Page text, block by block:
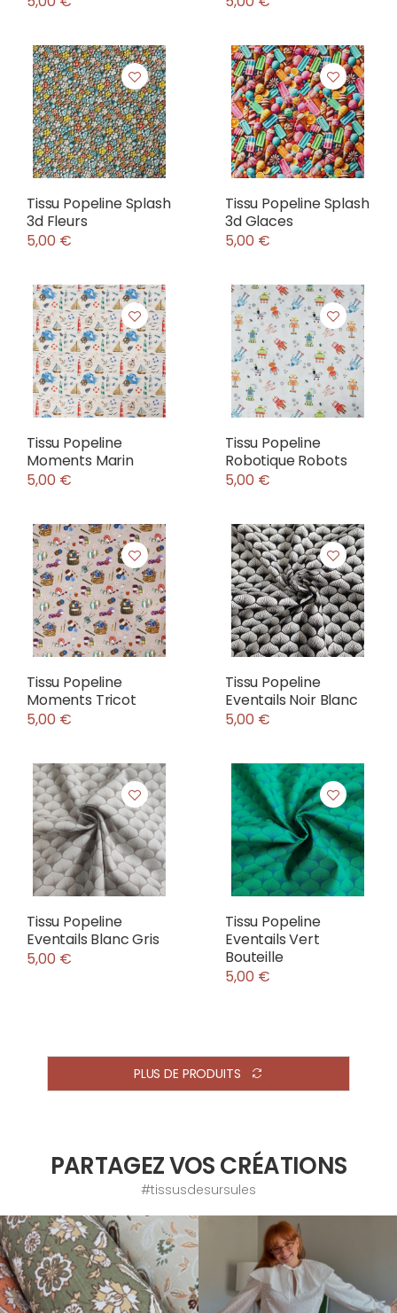
Tissu Popeline Splash
3d Fleurs
5,00 €
Tissu Popeline Splash
3d Glaces
5,00 €
Tissu Popeline
Moments Marin
5,00 €
Tissu Popeline
Robotique Robots
5,00 €
Tissu Popeline
Moments Tricot
5,00 €
Tissu Popeline
Eventails Noir Blanc
5,00 €
Tissu Popeline
Eventails Blanc Gris
5,00 €
Tissu Popeline
Eventails Vert
Bouteille
5,00 €
PLUS DE PRODUITS
PARTAGEZ VOS CRÉATIONS
#tissusdesursules